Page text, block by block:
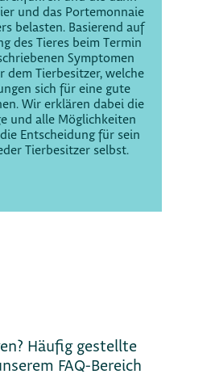
und das Portemonnaie
belasten. Basierend auf
des Tieres beim Termin
Symptomen
dem Tierbesitzer, welche
sich für eine gute
Wir erklären dabei die
und alle Möglichkeiten
Entscheidung für sein
Tierbesitzer selbst.
Häufig gestellte
FAQ-Bereich